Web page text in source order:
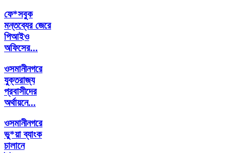
ফে*সবুক
মন্তব্যের জেরে
পিআইও
অফিসের...
ওসমানীনগরে
যুক্তরাজ্য
প্রবাসীদের
অর্থায়নে...
ওসমানীনগরে
ভু*য়া ব্যাংক
চালানে